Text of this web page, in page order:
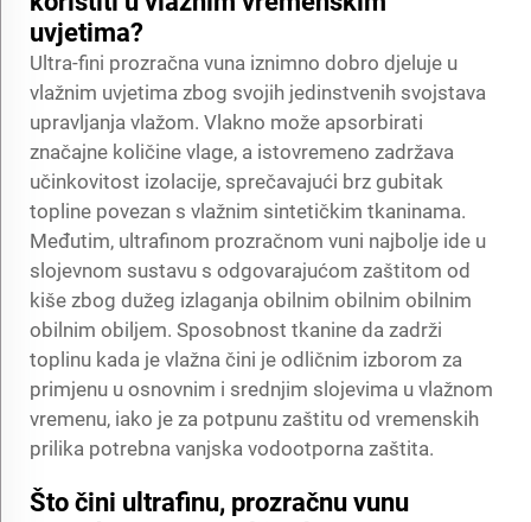
uvjetima?
Ultra-fini prozračna vuna iznimno dobro djeluje u
vlažnim uvjetima zbog svojih jedinstvenih svojstava
upravljanja vlažom. Vlakno može apsorbirati
značajne količine vlage, a istovremeno zadržava
učinkovitost izolacije, sprečavajući brz gubitak
topline povezan s vlažnim sintetičkim tkaninama.
Međutim, ultrafinom prozračnom vuni najbolje ide u
slojevnom sustavu s odgovarajućom zaštitom od
kiše zbog dužeg izlaganja obilnim obilnim obilnim
obilnim obiljem. Sposobnost tkanine da zadrži
toplinu kada je vlažna čini je odličnim izborom za
primjenu u osnovnim i srednjim slojevima u vlažnom
vremenu, iako je za potpunu zaštitu od vremenskih
prilika potrebna vanjska vodootporna zaštita.
Što čini ultrafinu, prozračnu vunu